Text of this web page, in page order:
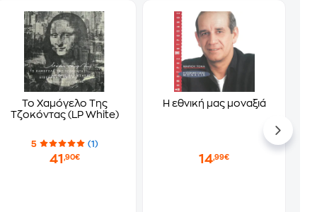
Το Χαμόγελο Της
Τζοκόντας (LP White)
5 (1)
41,90€
Η εθνική μας μοναξιά
14,99€